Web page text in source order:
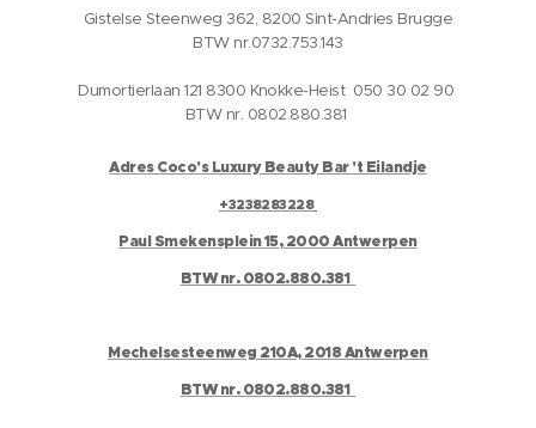
Gistelse Steenweg 362, 8200 Sint-Andries Brugge
BTW nr.0732.753.143
Dumortierlaan 121 8300 Knokke-Heist 050 30 02 90
BTW nr. 0802.880.381
Adres Coco's Luxury Beauty Bar 't Eilandje
+3238283228
Paul Smekensplein 15, 2000 Antwerpen
BTW nr. 0802.880.381
Mechelsesteenweg 210A, 2018 Antwerpen
BTW nr. 0802.880.381